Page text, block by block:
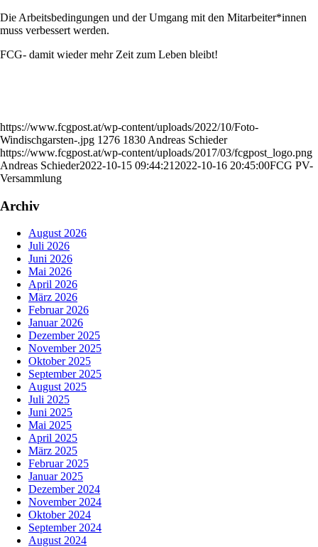
Die Arbeitsbedingungen und der Umgang mit den Mitarbeiter*innen
muss verbessert werden.
FCG- damit wieder mehr Zeit zum Leben bleibt!
https://www.fcgpost.at/wp-content/uploads/2022/10/Foto-
Windischgarsten-.jpg 1276 1830 Andreas Schieder
https://www.fcgpost.at/wp-content/uploads/2017/03/fcgpost_logo.png
Andreas Schieder2022-10-15 09:44:21 2022-10-16 20:45:00FCG PV-
Versammlung
Archiv
August 2026
Juli 2026
Juni 2026
Mai 2026
April 2026
März 2026
Februar 2026
Januar 2026
Dezember 2025
November 2025
Oktober 2025
September 2025
August 2025
Juli 2025
Juni 2025
Mai 2025
April 2025
März 2025
Februar 2025
Januar 2025
Dezember 2024
November 2024
Oktober 2024
September 2024
August 2024